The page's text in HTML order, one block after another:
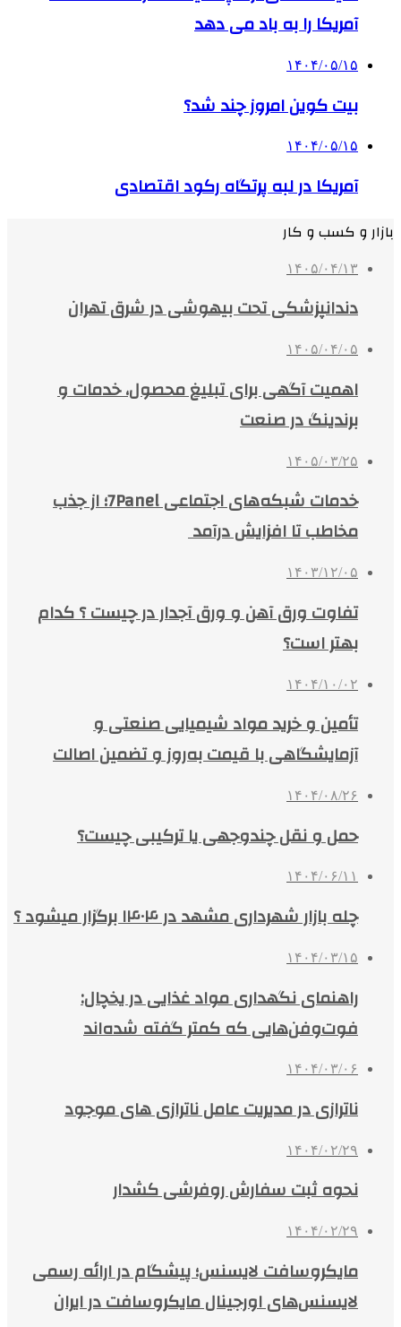
آمریکا را به باد می دهد
۱۴۰۴/۰۵/۱۵
بیت کوین امروز چند شد؟
۱۴۰۴/۰۵/۱۵
آمریکا در لبه پرتگاه رکود اقتصادی
بازار و کسب و کار
۱۴۰۵/۰۴/۱۳
دندانپزشکی تحت بیهوشی در شرق تهران
۱۴۰۵/۰۴/۰۵
اهمیت آگهی برای تبلیغ محصول، خدمات و
برندینگ در صنعت
۱۴۰۵/۰۳/۲۵
خدمات شبکه‌های اجتماعی 7Panel؛ از جذب
مخاطب تا افزایش درآمد
۱۴۰۳/۱۲/۰۵
تفاوت ورق آهن و ورق آجدار در چیست ؟ کدام
بهتر است؟
۱۴۰۴/۱۰/۰۲
تأمین و خرید مواد شیمیایی صنعتی و
آزمایشگاهی با قیمت به‌روز و تضمین اصالت
۱۴۰۴/۰۸/۲۶
حمل و نقل چندوجهی یا ترکیبی چیست؟
۱۴۰۴/۰۶/۱۱
چله بازار شهرداری مشهد در ۱۴۰۴ برگزار میشود ؟
۱۴۰۴/۰۳/۱۵
راهنمای نگهداری مواد غذایی در یخچال:
فوت‌وفن‌هایی که کمتر گفته شده‌اند
۱۴۰۴/۰۳/۰۶
ناترازی در مدیریت عامل ناترازی های موجود
۱۴۰۴/۰۲/۲۹
نحوه ثبت سفارش روفرشی کشدار
۱۴۰۴/۰۲/۲۹
مایکروسافت لایسنس؛ پیشگام در ارائه رسمی
لایسنس‌های اورجینال مایکروسافت در ایران